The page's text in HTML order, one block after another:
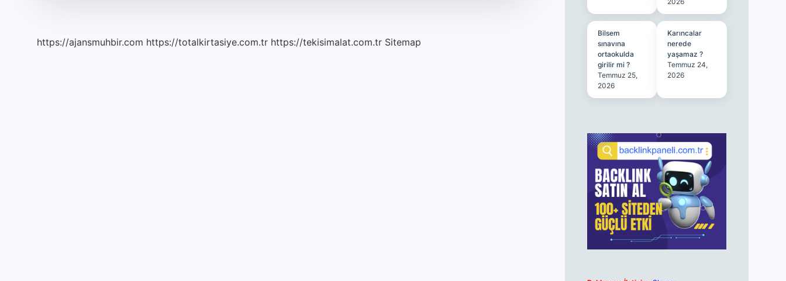
https://ajansmuhbir.com https://totalkirtasiye.com.tr https://tekisimalat.com.tr Sitemap
Bilsem
sınavına
ortaokulda
girilir mi ?
Temmuz 25,
2026
Karıncalar
nerede
yaşamaz ?
Temmuz 24,
2026